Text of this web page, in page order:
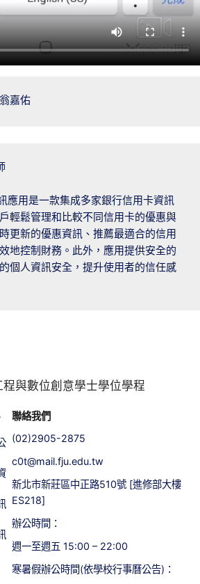
嘉佑
應用是一款集成多家銀行信用卡資訊
輕鬆管理和比較不同信用卡的優惠與
更新的優惠資訊、推薦最適合的信用
地控制財務。此外，應用提供安全的
個人資訊安全，提升使用者的信任感
程與數位創意學士學位學程
聯絡我們
(02)2905-2875
c0t@mail.fju.edu.tw
新北市新莊區中正路510號 [進修部大樓
ES218]
辦公時間：
週一至週五 15:00 – 22:00
寒暑假辦公時間(依學校行事曆公告)：